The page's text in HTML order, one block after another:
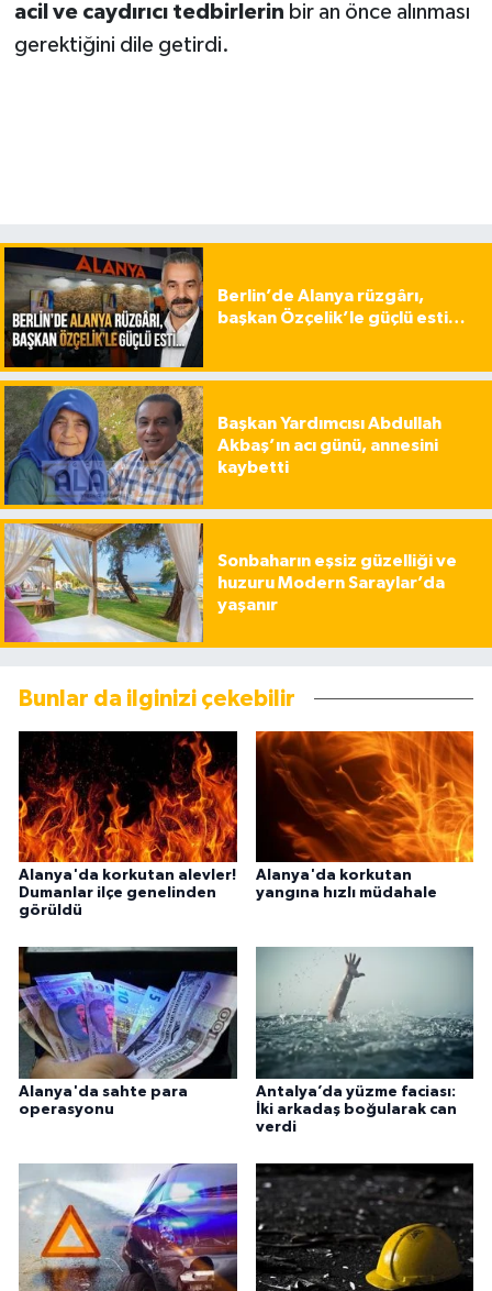
acil ve caydırıcı tedbirlerin bir an önce alınması
gerektiğini dile getirdi.
Berlin’de Alanya rüzgârı,
başkan Özçelik’le güçlü esti…
Başkan Yardımcısı Abdullah
Akbaş’ın acı günü, annesini
kaybetti
Sonbaharın eşsiz güzelliği ve
huzuru Modern Saraylar’da
yaşanır
Bunlar da ilginizi çekebilir
Alanya'da korkutan alevler!
Dumanlar ilçe genelinden
görüldü
Alanya'da korkutan
yangına hızlı müdahale
Alanya'da sahte para
operasyonu
Antalya’da yüzme faciası:
İki arkadaş boğularak can
verdi